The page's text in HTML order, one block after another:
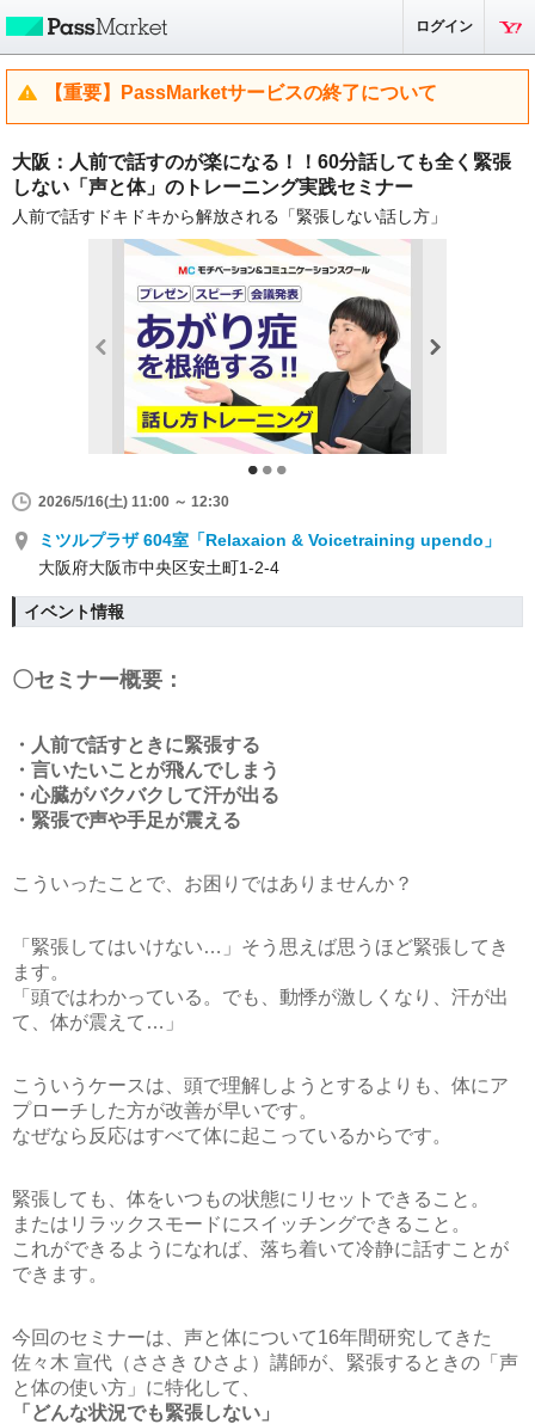
ログイン
【重要】PassMarketサービスの終了について
大阪：人前で話すのが楽になる！！60分話しても全く緊張
しない「声と体」のトレーニング実践セミナー
人前で話すドキドキから解放される「緊張しない話し方」
2026/5/16(土) 11:00 ～ 12:30
ミツルプラザ 604室「Relaxaion & Voicetraining upendo」
大阪府大阪市中央区安土町1-2-4
イベント情報
〇セミナー概要：
・人前で話すときに緊張する
・言いたいことが飛んでしまう
・心臓がバクバクして汗が出る
・緊張で声や手足が震える
こういったことで、お困りではありませんか？
「緊張してはいけない…」そう思えば思うほど緊張してき
ます。
「頭ではわかっている。でも、動悸が激しくなり、汗が出
て、体が震えて…」
こういうケースは、頭で理解しようとするよりも、体にア
プローチした方が改善が早いです。
なぜなら反応はすべて体に起こっているからです。
緊張しても、体をいつもの状態にリセットできること。
またはリラックスモードにスイッチングできること。
これができるようになれば、落ち着いて冷静に話すことが
できます。
今回のセミナーは、声と体について16年間研究してきた
佐々木 宣代（ささき ひさよ）講師が、緊張するときの「声
と体の使い方」に特化して、
「どんな状況でも緊張しない」